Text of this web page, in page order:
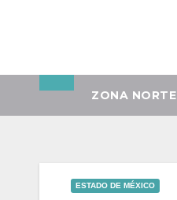
ZONA NORTE
ESTADO DE MÉXICO